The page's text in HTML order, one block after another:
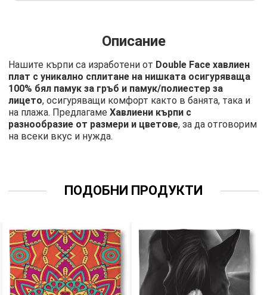
Описание
Нашите кърпи са изработени от Double Face хавлиен
плат с уникално сплитане на нишката осигуряваща
100% бял памук за гръб и памук/полиестер за
лицето, осигуряващи комфорт както в банята, така и
на плажа. ПредлагамеХавлиени кърпи с
разнообразие от размери и цветове, за да отговорим
на всеки вкус и нужда.
ПОДОБНИ ПРОДУКТИ